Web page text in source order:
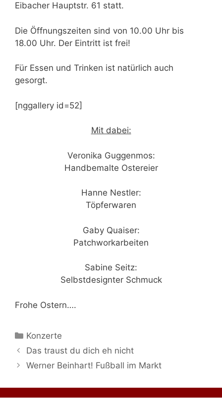
Eibacher Hauptstr. 61 statt.
Die Öffnungszeiten sind von 10.00 Uhr bis
18.00 Uhr. Der Eintritt ist frei!
Für Essen und Trinken ist natürlich auch
gesorgt.
[nggallery id=52]
Mit dabei:
Veronika Guggenmos:
Handbemalte Ostereier
Hanne Nestler:
Töpferwaren
Gaby Quaiser:
Patchworkarbeiten
Sabine Seitz:
Selbstdesignter Schmuck
Frohe Ostern….
Kategorien
Konzerte
Das traust du dich eh nicht
Werner Beinhart! Fußball im Markt